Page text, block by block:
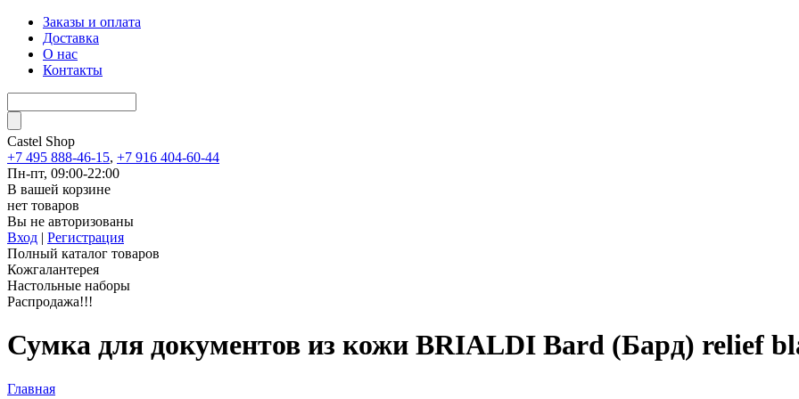
Заказы и оплата
Доставка
О нас
Контакты
Castel Shop
+7 495 888-46-15, +7 916 404-60-44
Пн-пт, 09:00-22:00
В вашей корзине
нет товаров
Вы не авторизованы
Вход | Регистрация
Полный каталог товаров
Кожгалантерея
Настольные наборы
Распродажа!!!
Сумка для документов из кожи BRIALDI Bard (Бард) relief
Главная